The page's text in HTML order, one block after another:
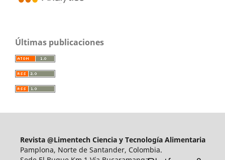
Últimas publicaciones
Revista @Limentech Ciencia y Tecnología Alimentaria
Pamplona, Norte de Santander, Colombia.